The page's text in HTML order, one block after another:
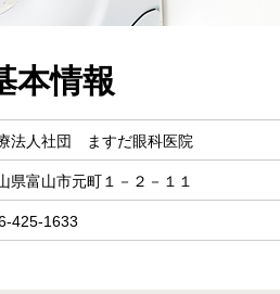
本情報
法人社団 ますだ眼科医院
県富山市元町１－２－１１
425-1633